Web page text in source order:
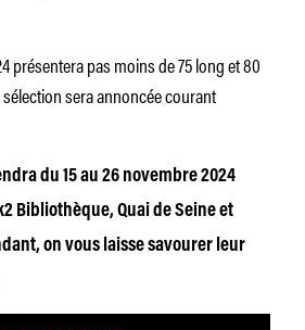
présentera pas moins de 75 long et 80
sera annoncée courant
du 15 au 26 novembre 2024
Bibliothèque, Quai de Seine et
on vous laisse savourer leur